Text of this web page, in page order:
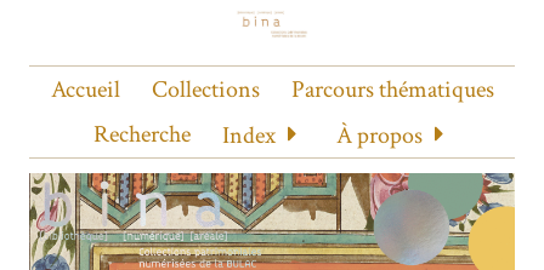
Accueil Collections
Parcours thématiques
Recherche
Index À propos